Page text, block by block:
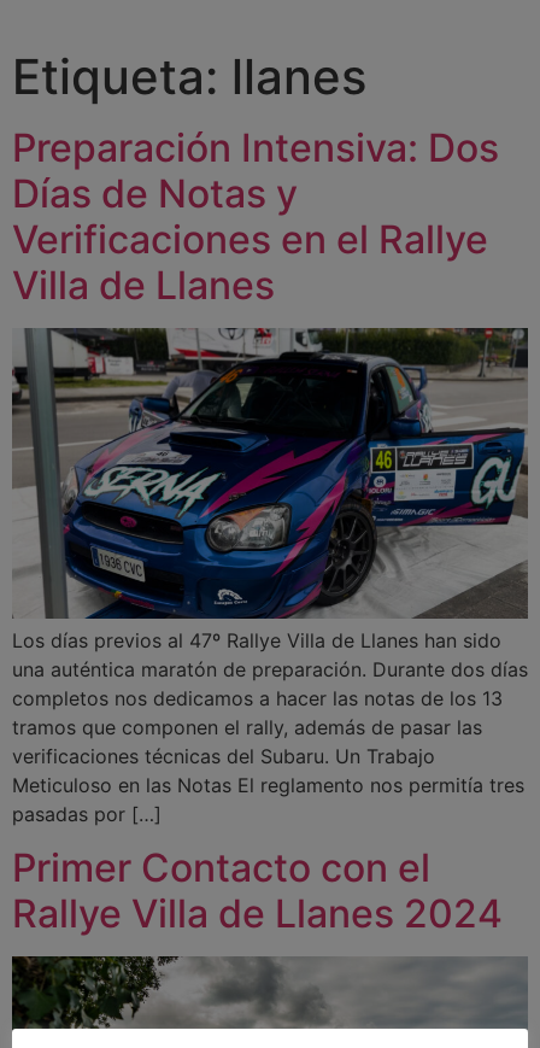
Etiqueta: llanes
Preparación Intensiva: Dos
Días de Notas y
Verificaciones en el Rallye
Villa de Llanes
Los días previos al 47º Rallye Villa de Llanes han sido
una auténtica maratón de preparación. Durante dos días
completos nos dedicamos a hacer las notas de los 13
tramos que componen el rally, además de pasar las
verificaciones técnicas del Subaru. Un Trabajo
Meticuloso en las Notas El reglamento nos permitía tres
pasadas por […]
Primer Contacto con el
Rallye Villa de Llanes 2024